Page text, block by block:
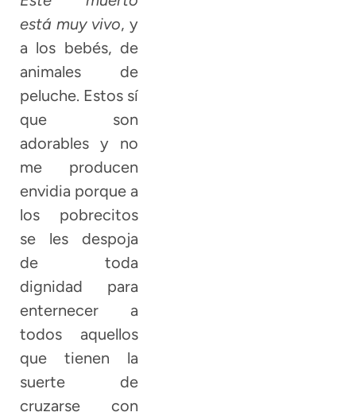
está muy vivo, y
a los bebés, de
animales de
peluche. Estos sí
que son
adorables y no
me producen
envidia porque a
los pobrecitos
se les despoja
de toda
dignidad para
enternecer a
todos aquellos
que tienen la
suerte de
cruzarse con